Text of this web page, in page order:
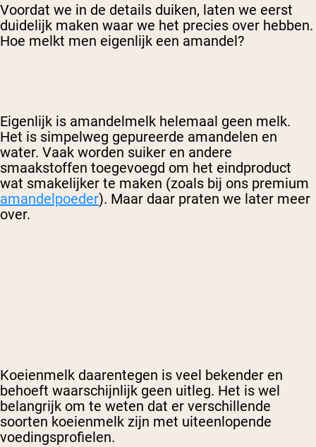
Voordat we in de details duiken, laten we eerst
duidelijk maken waar we het precies over hebben.
Hoe melkt men eigenlijk een amandel?
Eigenlijk is amandelmelk helemaal geen melk.
Het is simpelweg gepureerde amandelen en
water. Vaak worden suiker en andere
smaakstoffen toegevoegd om het eindproduct
wat smakelijker te maken (zoals bij ons premium
amandelpoeder). Maar daar praten we later meer
over.
Koeienmelk daarentegen is veel bekender en
behoeft waarschijnlijk geen uitleg. Het is wel
belangrijk om te weten dat er verschillende
soorten koeienmelk zijn met uiteenlopende
voedingsprofielen.